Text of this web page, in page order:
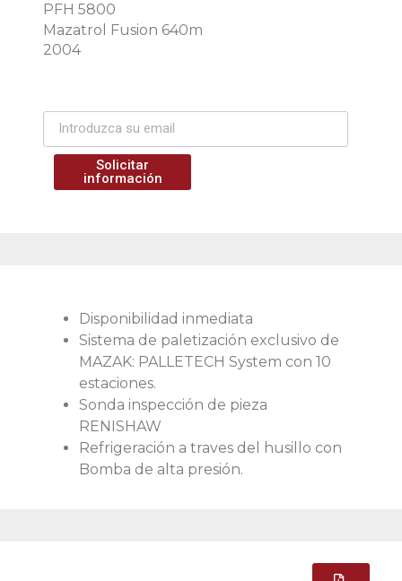
PFH 5800
Mazatrol Fusion 640m
2004
Solicitar
información
Disponibilidad inmediata
Sistema de paletización exclusivo de
MAZAK: PALLETECH System con 10
estaciones.
Sonda inspección de pieza
RENISHAW
Refrigeración a traves del husillo con
Bomba de alta presión.